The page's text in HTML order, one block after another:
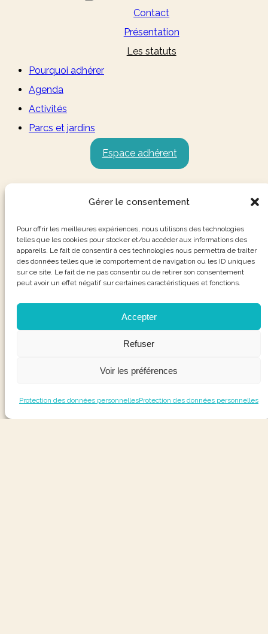
Gérer le consentement
Pour offrir les meilleures expériences, nous utilisons des technologies
telles que les cookies pour stocker et/ou accéder aux informations des
appareils. Le fait de consentir à ces technologies nous permettra de traiter
des données telles que le comportement de navigation ou les ID uniques
sur ce site. Le fait de ne pas consentir ou de retirer son consentement
peut avoir un effet négatif sur certaines caractéristiques et fonctions.
Accepter
Refuser
Voir les préférences
Protection des données personnellesProtection des données personnelles
Contact
Présentation
Les statuts
Pourquoi adhérer
Agenda
Activités
Parcs et jardins
Espace adhérent